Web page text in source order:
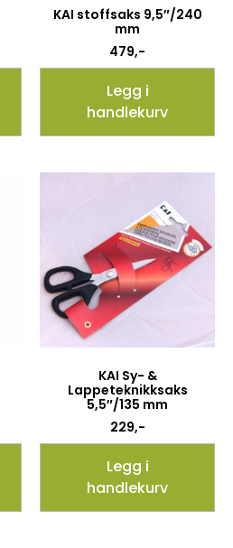
KAI stoffsaks 9,5″/240
mm
479,-
Legg i
handlekurv
KAI Sy- &
Lappeteknikksaks
5,5″/135 mm
229,-
Legg i
handlekurv